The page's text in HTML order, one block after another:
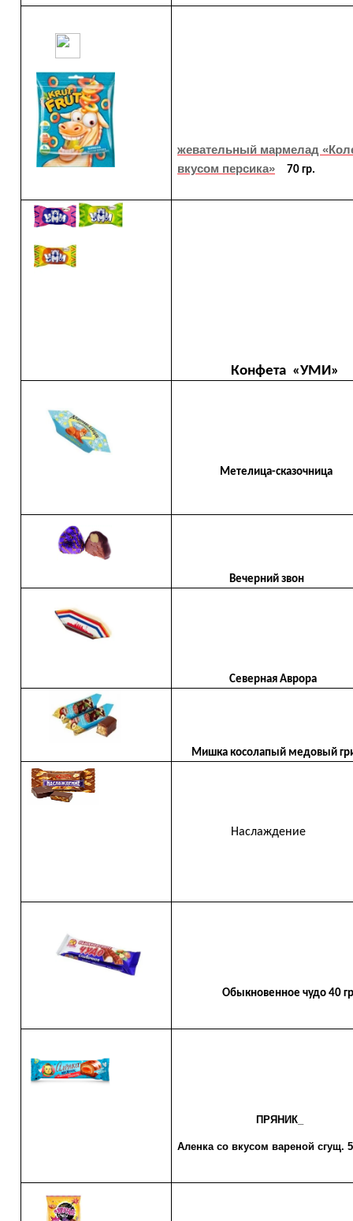
жевательный мармелад
вкусом персика» 70 гр.
Конфета «УМИ»
Метелица-сказочница
Вечерний звон
Северная Аврора
Мишка косолапый медовый
Наслаждение
Обыкновенное чудо 40
ПРЯНИК_
Аленка со вкусом вареной сгущ.